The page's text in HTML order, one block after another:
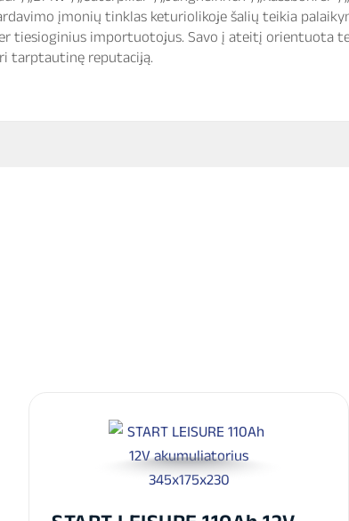
įmonių tinklas keturiolikoje šalių teikia
tiesioginius importuotojus. Savo į ateitį orientuota
tarptautinę reputaciją.